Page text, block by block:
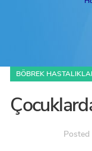
BÖBREK
Posted